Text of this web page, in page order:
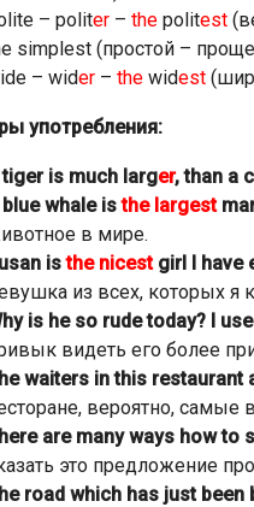
– politer – the politest
simplest (простой –
– wider – the widest
употребления:
tiger is much larger, than a
blue whale isthe largest
в мире.
isthe nicestgirl I have
из всех, которых я
is he so rude today? I
видеть его более
waiters in this restaurant
вероятно,
are many ways how to
это предложение
road which has just been